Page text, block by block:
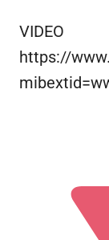
VIDEO
https://